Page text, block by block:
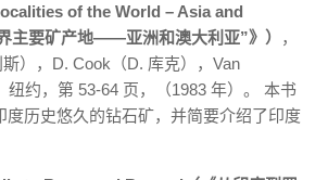
of the World – Asia and
主要矿产地——亚洲和澳大利亚”》）
，
斯），D. Cook（D. 库克），Van
纽约，第 53-64 页，（1983 年）。 本书
度历史悠久的钻石矿，并简要介绍了印度